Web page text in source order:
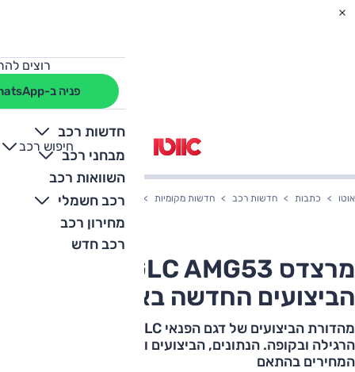
רוצים
פניה ב-WhatsApp
חדשות רכב
מבחני רכב
השוואות רכב
רכב חשמלי
מחירון רכב
רכב חדש
חיפוש רכב
+
-
אוטו כתבות חדשות רכב חדשות מקומיות מרצדס GLC AMG53 – גרסת הביצועים החדשה בארץ
הביצועים החדשה בארץ
הרגילה ובקופה. הנתונים, הביצועים והמכלולים כדת וכדין,
המחירים בהתאם